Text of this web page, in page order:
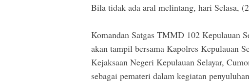
Bila tidak ada aral melintang, hari Selasa,
Komandan Satgas TMMD 102 Kepulauan
akan tampil bersama Kapolres Kepulauan
Kejaksaan Negeri Kepulauan Selayar,
sebagai pemateri dalam kegiatan